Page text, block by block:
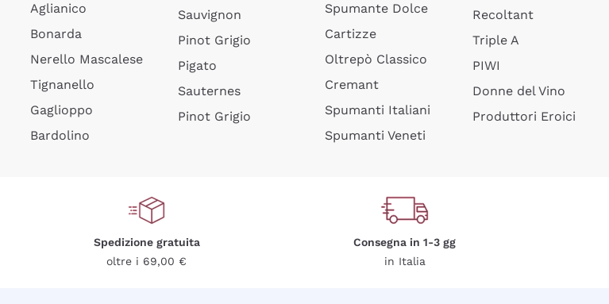
Aglianico
Bonarda
Nerello Mascalese
Tignanello
Gaglioppo
Bardolino
Sauvignon
Pinot Grigio
Pigato
Sauternes
Pinot Grigio
Spumante Dolce
Cartizze
Oltrepò Classico
Cremant
Spumanti Italiani
Spumanti Veneti
Recoltant
Triple A
PIWI
Donne del Vino
Produttori Eroici
Spedizione gratuita
oltre i 69,00 €
Consegna in 1-3 gg
in Italia